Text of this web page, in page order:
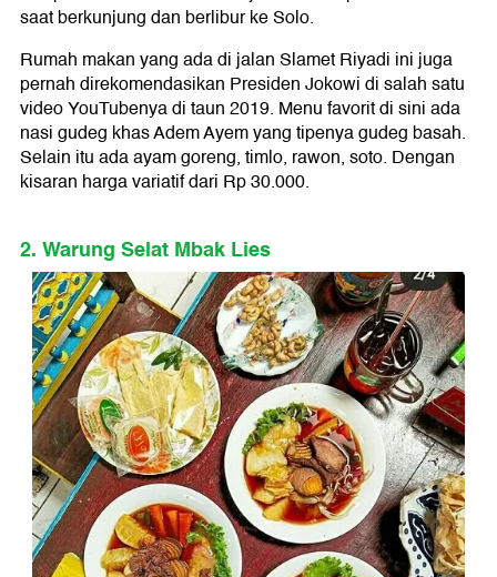
saat berkunjung dan berlibur ke Solo.
Rumah makan yang ada di jalan Slamet Riyadi ini juga
pernah direkomendasikan Presiden Jokowi di salah satu
video YouTubenya di taun 2019. Menu favorit di sini ada
nasi gudeg khas Adem Ayem yang tipenya gudeg basah.
Selain itu ada ayam goreng, timlo, rawon, soto. Dengan
kisaran harga variatif dari Rp 30.000.
2. Warung Selat Mbak Lies